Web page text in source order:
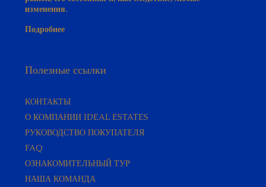
Подробнее
О КОМПАНИИ IDEAL ESTATES
РУКОВОДСТВО ПОКУПАТЕЛЯ​
FAQ
ОЗНАКОМИТЕЛЬНЫЙ ТУР
НАША КОМАНДА
ОТЗЫВЫ